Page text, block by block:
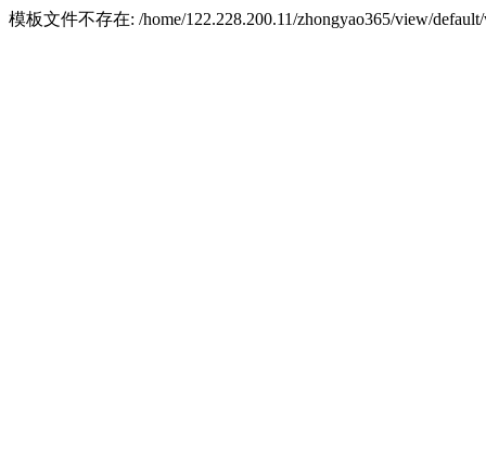
模板文件不存在: /home/122.228.200.11/zhongyao365/view/default/